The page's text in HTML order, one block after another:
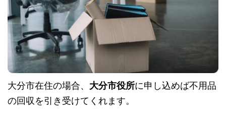
大分市在住の場合、 大分市役所に申し込めば不用品
の回収を引き受けてくれます。